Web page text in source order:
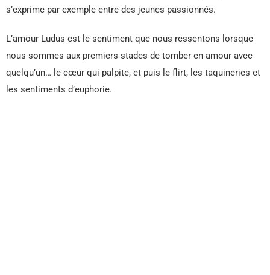
s’exprime par exemple entre des jeunes passionnés.
L’amour Ludus est le sentiment que nous ressentons lorsque
nous sommes aux premiers stades de tomber en amour avec
quelqu’un… le cœur qui palpite, et puis le flirt, les taquineries et
les sentiments d’euphorie.